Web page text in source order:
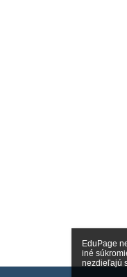
EduPage
iné
nezdieľajú